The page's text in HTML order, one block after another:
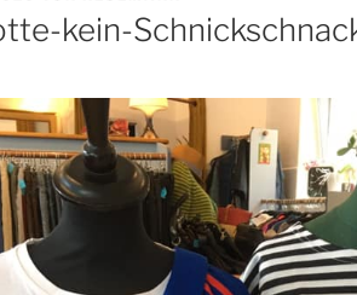
kein-